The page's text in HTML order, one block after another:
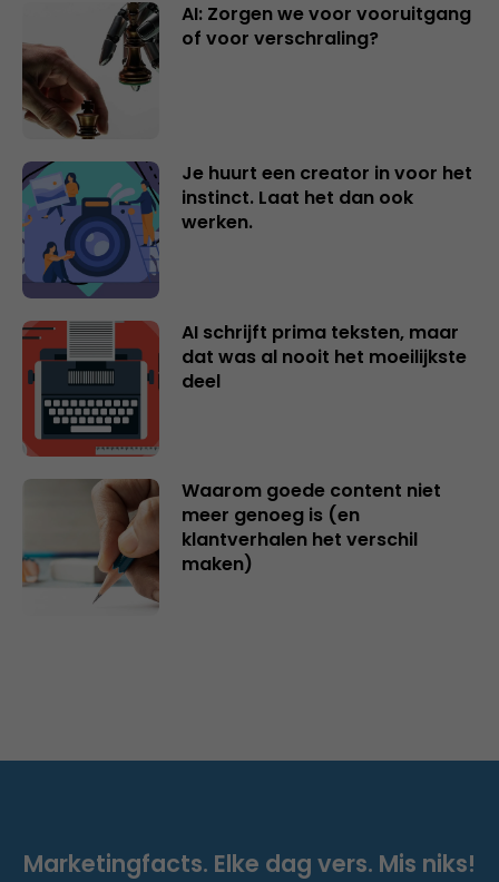
AI: Zorgen we voor vooruitgang
of voor verschraling?
Je huurt een creator in voor het
instinct. Laat het dan ook
werken.
AI schrijft prima teksten, maar
dat was al nooit het moeilijkste
deel
Waarom goede content niet
meer genoeg is (en
klantverhalen het verschil
maken)
Marketingfacts. Elke dag vers. Mis niks!